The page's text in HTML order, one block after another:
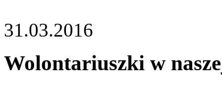
31.03.2016
Wolontariuszki w